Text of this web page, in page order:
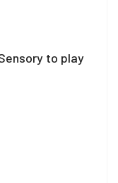
to play